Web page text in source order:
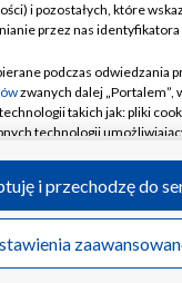
Cyfrowa
Pomoc
Kontakt
Kanały
Polska S.A. w
i pozostałych, które
przez nas identyfikatora
podczas odwiedzania
zwanych dalej
takich jak: pliki
technologii
podczas odwiedzania
na Portalu, takie jak adresy
i przechodzę do